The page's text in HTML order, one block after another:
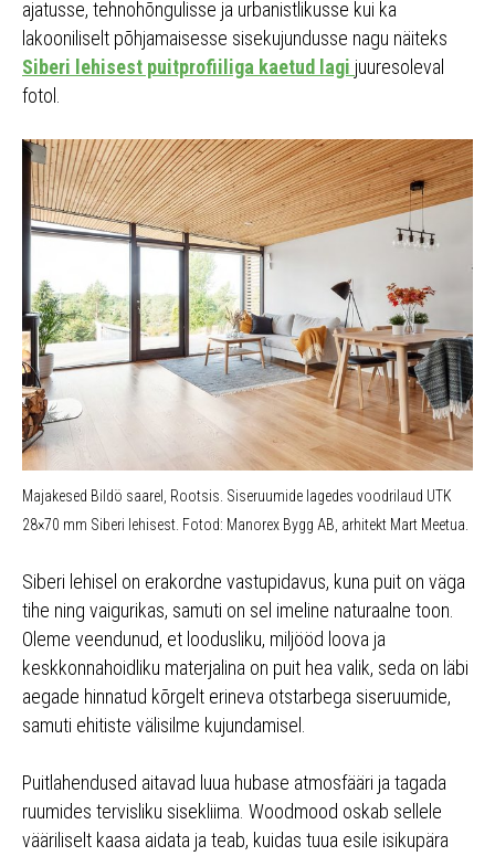
ajatusse, tehnohõngulisse ja urbanistlikusse kui ka
lakooniliselt põhjamaisesse sisekujundusse nagu näiteks
Siberi lehisest puitprofiiliga kaetud lagi juuresoleval
fotol.
Majakesed Bildö saarel, Rootsis. Siseruumide lagedes voodrilaud UTK
28×70 mm Siberi lehisest. Fotod: Manorex Bygg AB, arhitekt Mart Meetua.
Siberi lehisel on erakordne vastupidavus, kuna puit on väga
tihe ning vaigurikas, samuti on sel imeline naturaalne toon.
Oleme veendunud, et loodusliku, miljööd loova ja
keskkonnahoidliku materjalina on puit hea valik, seda on läbi
aegade hinnatud kõrgelt erineva otstarbega siseruumide,
samuti ehitiste välisilme kujundamisel.
Puitlahendused aitavad luua hubase atmosfääri ja tagada
ruumides tervisliku sisekliima. Woodmood oskab sellele
vääriliselt kaasa aidata ja teab, kuidas tuua esile isikupära